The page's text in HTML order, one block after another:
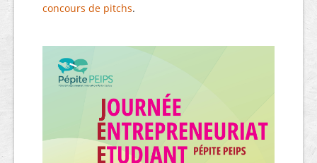
concours de pitchs.